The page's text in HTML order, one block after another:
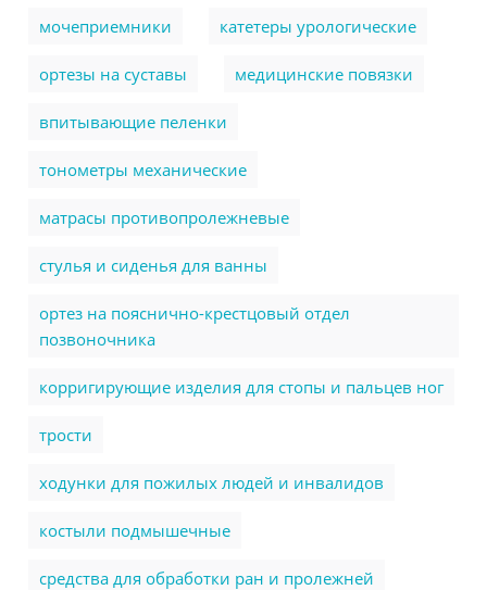
мочеприемники катетеры урологические
ортезы на суставы медицинские повязки
впитывающие пеленки
тонометры механические
матрасы противопролежневые
стулья и сиденья для ванны
ортез на пояснично-крестцовый отдел
позвоночника
корригирующие изделия для стопы и пальцев ног
трости
ходунки для пожилых людей и инвалидов
костыли подмышечные
cредства для обработки ран и пролежней